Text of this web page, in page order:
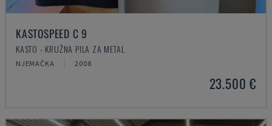
KASTOSPEED C 9
KASTO - KRUŽNA PILA ZA METAL
NJEMAČKA 2008
23.500 €